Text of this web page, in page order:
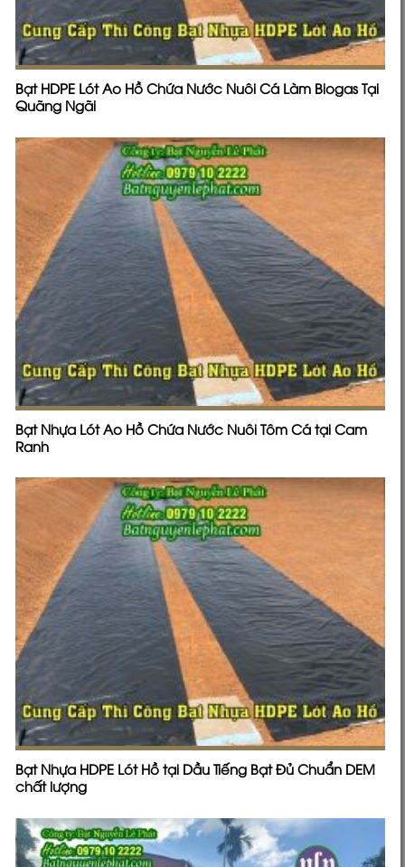
Bạt HDPE Lót Ao Hồ Chứa Nước Nuôi Cá Làm Biogas Tại
Quãng Ngãi
Bạt Nhựa Lót Ao Hồ Chứa Nước Nuôi Tôm Cá tại Cam
Ranh
Bạt Nhựa HDPE Lót Hồ tại Dầu Tiếng Bạt Đủ Chuẩn DEM
chất lượng